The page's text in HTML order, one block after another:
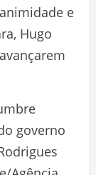
e
Hugo
governo